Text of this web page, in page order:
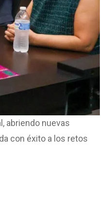
abriendo nuevas
con éxito a los retos